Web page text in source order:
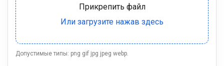
Допустимые типы: png gif jpg jpeg webp.